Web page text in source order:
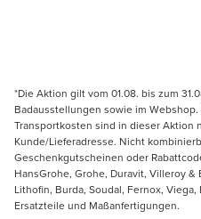
*Die Aktion gilt vom 01.08. bis zum
Badausstellungen sowie im Webshop.
Transportkosten sind in dieser Aktion
Kunde/Lieferadresse. Nicht
Geschenkgutscheinen oder
HansGrohe, Grohe, Duravit, Villeroy &
Lithofin, Burda, Soudal, Fernox, Viega,
Ersatzteile und Maßanfertigungen.